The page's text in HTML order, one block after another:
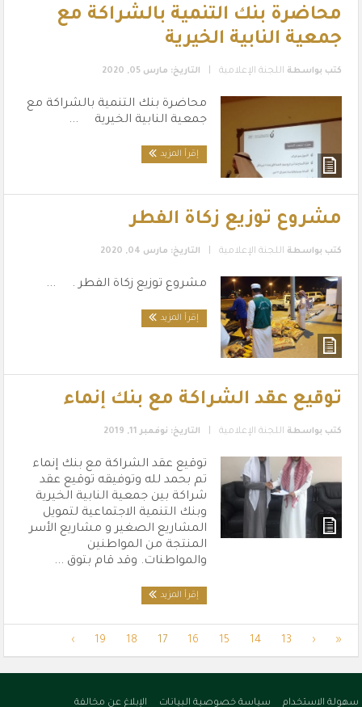
محاضرة بنك التنمية بالشراكة مع
جمعية النابية الخيرية
كتب بواسطة اللجنة الإعلامية التاريخ: مارس 05, 2020
محاضرة بنك التنمية بالشراكة مع
جمعية النابية الخيرية ...
إقرأ المزيد
مشروع توزيع زكاة الفطر
كتب بواسطة اللجنة الإعلامية التاريخ: مارس 04, 2020
مشروع توزيع زكاة الفطر . ...
إقرأ المزيد
توقيع عقد الشراكة مع بنك إنماء
كتب بواسطة اللجنة الإعلامية التاريخ: نوفمبر 11, 2019
توقيع عقد الشراكة مع بنك إنماء
تم بحمد لله وتوفيقه توقيع عقد
شراكة بين جمعية النابية الخيرية
وبنك التنمية الاجتماعية لتمويل
المشاريع الصغير و مشاريع الأسر
المنتجة من المواطنين
والمواطنات. وقد قام بتوق ...
إقرأ المزيد
«
‹
13
14
15
16
17
18
19
›
سهولة الاستخدام سياسة خصوصية البيانات الإبلاغ عن مخالفة